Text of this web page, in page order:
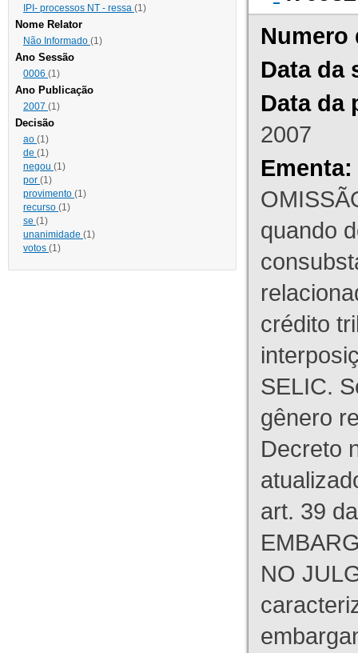
IPI- processos NT - ressa (1)
Nome Relator
Não Informado (1)
Ano Sessão
0006 (1)
Ano Publicação
2007 (1)
Decisão
ao (1)
de (1)
negou (1)
por (1)
provimento (1)
recurso (1)
se (1)
unanimidade (1)
votos (1)
Numero
Data da
Data da
2007
Ementa:
quando
crédito
SELIC.
gênero
Decreto
art. 39
NO